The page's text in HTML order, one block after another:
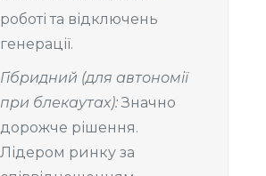
роботі та відключень
генерації.
Гібридний (для автономії
при блекаутах):Значно
дорожче рішення.
Лідером ринку за